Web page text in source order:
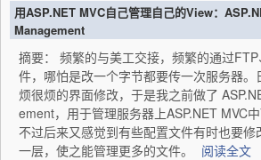
用ASP.NET MVC自己管理自己的View：
Management
摘要： 频繁的与美工交接，频繁的通过
件，哪怕是改一个字节都要传一次服务器。
烦很烦的界面修改，于是我之前做了
ement，用于管理服务器上ASP.NET MVC中
不过后来又感觉到有些配置文件有时也要
一层，使之能管理更多的文件。
阅读全文